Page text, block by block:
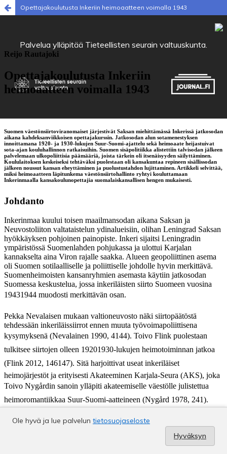
Opettajakoulutusta Inkeriin heimoaatteen voimalla 1943
Ole hyvä ja lue palvelun tietosuojaseloste
Hyväksyn
Palvelua ylläpitää Tieteellisten seurain valtuuskunta.